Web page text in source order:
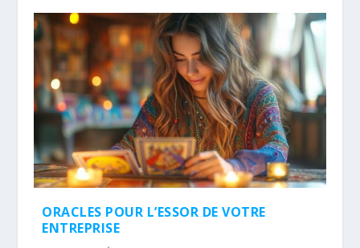
ORACLES POUR L’ESSOR DE VOTRE
ENTREPRISE